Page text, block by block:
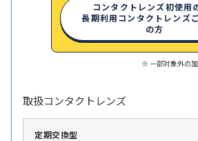
コンタクトレンズ初使用
長期利用コンタクトレンズ
の方
一部対象外の
取扱コンタクトレンズ
定期交換型